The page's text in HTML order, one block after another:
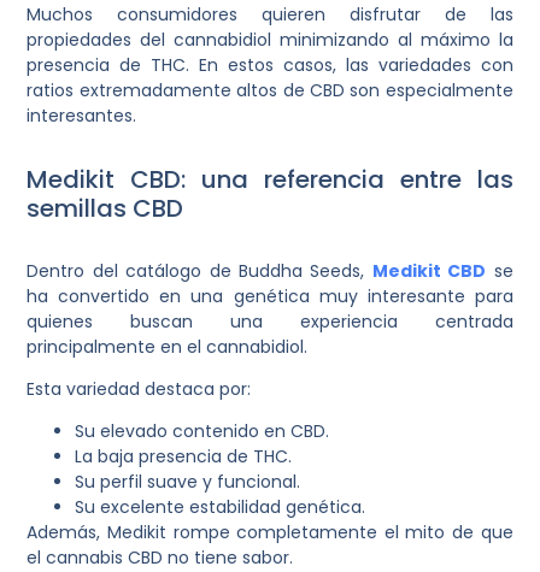
Muchos consumidores quieren disfrutar de las
propiedades del cannabidiol minimizando al máximo la
presencia de THC. En estos casos, las variedades con
ratios extremadamente altos de CBD son especialmente
interesantes.
Medikit CBD: una referencia entre las
semillas CBD
Dentro del catálogo de Buddha Seeds, Medikit CBD se
ha convertido en una genética muy interesante para
quienes buscan una experiencia centrada
principalmente en el cannabidiol.
Esta variedad destaca por:
Su elevado contenido en CBD.
La baja presencia de THC.
Su perfil suave y funcional.
Su excelente estabilidad genética.
Además, Medikit rompe completamente el mito de que
el cannabis CBD no tiene sabor.